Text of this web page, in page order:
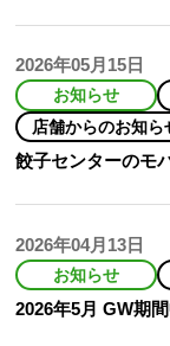
2026年05月15日
お知らせ
店舗からのお知ら
餃子センターのモ
2026年04月13日
お知らせ
2026年5月 GW期